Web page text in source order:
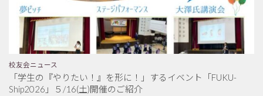
校友会ニュース
「学生の『やりたい！』を形に！」するイベント「FUKU-
Ship2026」５/16(土)開催のご紹介